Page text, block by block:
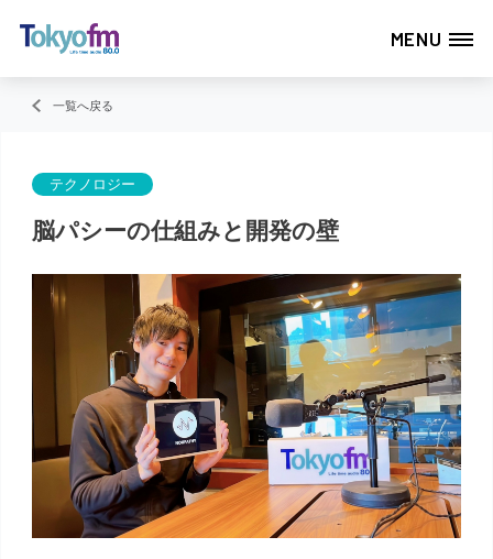
MENU
一覧へ戻る
テクノロジー
脳パシーの仕組みと開発の壁